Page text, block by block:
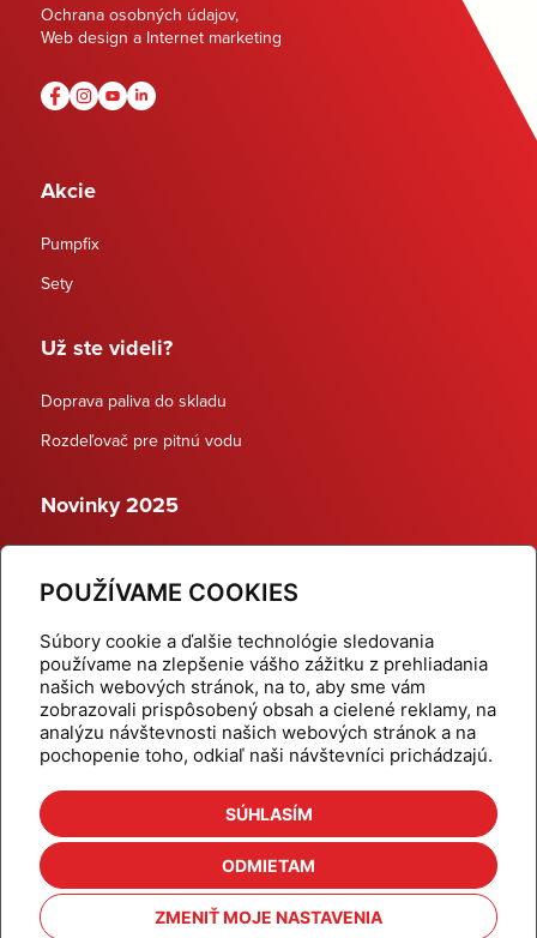
POUŽÍVAME COOKIES
Súbory cookie a ďalšie technológie sledovania
používame na zlepšenie vášho zážitku z prehliadania
našich webových stránok, na to, aby sme vám
zobrazovali prispôsobený obsah a cielené reklamy, na
analýzu návštevnosti našich webových stránok a na
pochopenie toho, odkiaľ naši návštevníci prichádzajú.
SÚHLASÍM
ODMIETAM
ZMENIŤ MOJE NASTAVENIA
Ochrana osobných údajov,
Web design a Internet marketing
Akcie
Pumpfix
Sety
Už ste videli?
Doprava paliva do skladu
Rozdeľovač pre pitnú vodu
Novinky 2025
Dynamické termostatické ventily
Domov
Produkty
Aktuality
Odber šikovné tipy
Kalkulačky
Cenníky
Na stiahnutie
Referencie
Kontakt